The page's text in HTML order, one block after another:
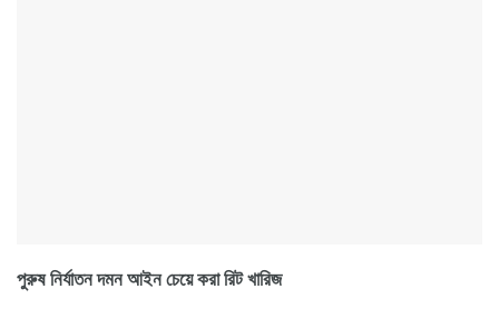
পুরুষ নির্যাতন দমন আইন চেয়ে করা রিট খারিজ